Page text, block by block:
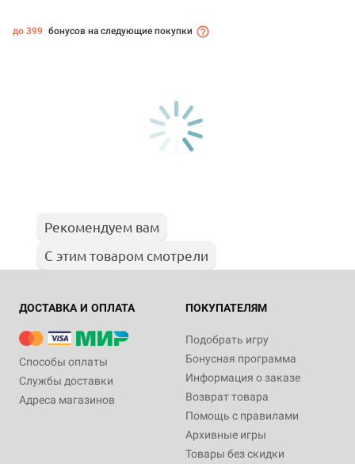
до 399 бонусов на следующие покупки
Рекомендуем вам
С этим товаром смотрели
ДОСТАВКА И ОПЛАТА
Способы оплаты
Службы доставки
Адреса магазинов
ПОКУПАТЕЛЯМ
Подобрать игру
Бонусная программа
Информация о заказе
Возврат товара
Помощь с правилами
Архивные игры
Товары без скидки